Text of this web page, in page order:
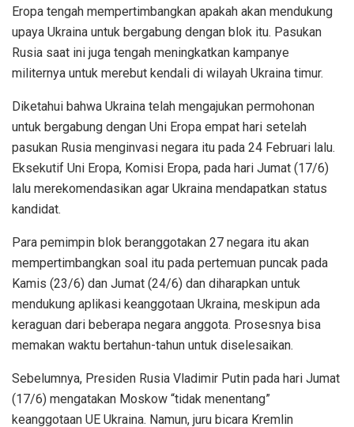
Eropa tengah mempertimbangkan apakah akan mendukung
upaya Ukraina untuk bergabung dengan blok itu. Pasukan
Rusia saat ini juga tengah meningkatkan kampanye
militernya untuk merebut kendali di wilayah Ukraina timur.
Diketahui bahwa Ukraina telah mengajukan permohonan
untuk bergabung dengan Uni Eropa empat hari setelah
pasukan Rusia menginvasi negara itu pada 24 Februari lalu.
Eksekutif Uni Eropa, Komisi Eropa, pada hari Jumat (17/6)
lalu merekomendasikan agar Ukraina mendapatkan status
kandidat.
Para pemimpin blok beranggotakan 27 negara itu akan
mempertimbangkan soal itu pada pertemuan puncak pada
Kamis (23/6) dan Jumat (24/6) dan diharapkan untuk
mendukung aplikasi keanggotaan Ukraina, meskipun ada
keraguan dari beberapa negara anggota. Prosesnya bisa
memakan waktu bertahun-tahun untuk diselesaikan.
Sebelumnya, Presiden Rusia Vladimir Putin pada hari Jumat
(17/6) mengatakan Moskow “tidak menentang”
keanggotaan UE Ukraina. Namun, juru bicara Kremlin